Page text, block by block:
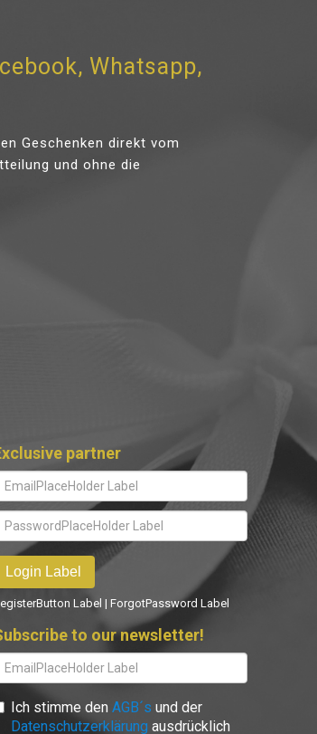
Whatsapp,
Geschenken direkt vom
und ohne die
partner
Label | ForgotPassword Label
to our newsletter!
Ich stimme den AGB´s und der
Datenschutzerklärung ausdrücklich